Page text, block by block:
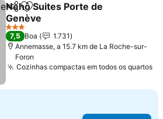
PartilharAdicionar aos favoritos
Nehô Suites Porte de
Genève
Ver preços
3 Estrelas
7,5 Boa
1.731
Annemasse, a 15.7 km de La Roche-sur-
Foron
Cozinhas compactas em todos os quartos